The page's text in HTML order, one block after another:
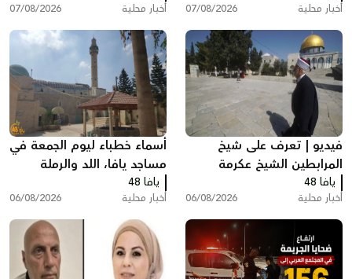
أخبار محلية 07/08/2026 أخبار محلية 07/08/2026
فيديو | تعرف على شيخ
المرابطين الشيخ عكرمة
صبري
يافا 48
أخبار محلية 06/08/2026
أسماء خطباء ليوم الجمعة في
مساجد يافا، اللد والرملة
يافا 48
أخبار محلية 06/08/2026